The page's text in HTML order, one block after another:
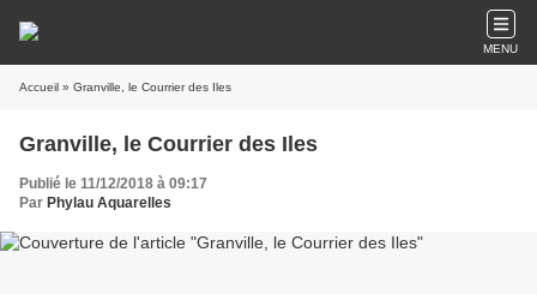
MENU
Accueil » Granville, le Courrier des Iles
Granville, le Courrier des Iles
Publié le 11/12/2018 à 09:17
Par Phylau Aquarelles